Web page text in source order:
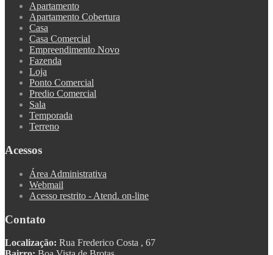
Apartamento
Apartamento Cobertura
Casa
Casa Comercial
Empreendimento Novo
Fazenda
Loja
Ponto Comercial
Predio Comercial
Sala
Temporada
Terreno
Acessos
Área Administrativa
Webmail
Acesso restrito - Atend. on-line
Contato
Localização: Rua Frederico Costa , 67